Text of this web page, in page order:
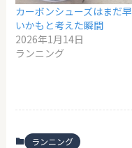
カーボンシューズはまだ早
いかもと考えた瞬間
2026年1月14日
ランニング
ランニング